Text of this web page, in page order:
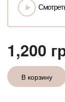
1,200
В корзину